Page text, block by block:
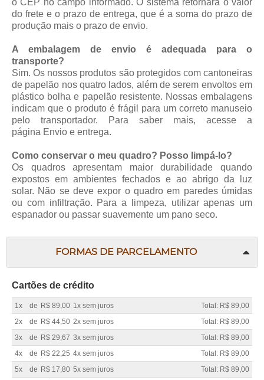
o CEP no campo informado. O sistema retornará o valor
do frete e o prazo de entrega, que é a soma do prazo de
produção mais o prazo de envio.
A embalagem de envio é adequada para o
transporte?
Sim. Os nossos produtos são protegidos com cantoneiras
de papelão nos quatro lados, além de serem envoltos em
plástico bolha e papelão resistente. Nossas embalagens
indicam que o produto é frágil para um correto manuseio
pelo transportador. Para saber mais, acesse a
página Envio e entrega.
Como conservar o meu quadro? Posso limpá-lo?
Os quadros apresentam maior durabilidade quando
expostos em ambientes fechados e ao abrigo da luz
solar. Não se deve expor o quadro em paredes úmidas
ou com infiltração. Para a limpeza, utilizar apenas um
espanador ou passar suavemente um pano seco.
FORMAS DE PARCELAMENTO
Cartões de crédito
1x de R$ 89,00 1x sem juros
Total: R$ 89,00
2x
de R$ 44,50 2x sem juros
Total: R$ 89,00
3x
de R$ 29,67 3x sem juros
Total: R$ 89,00
4x
de R$ 22,25 4x sem juros
Total: R$ 89,00
5x
de R$ 17,80 5x sem juros
Total: R$ 89,00